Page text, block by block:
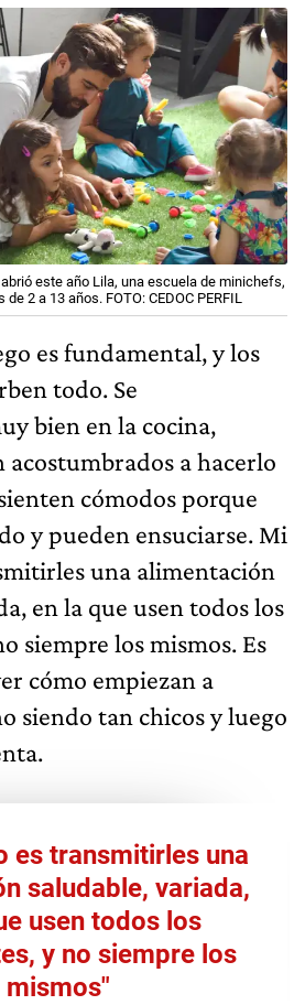
este año Lila, una escuela de minichefs,
2 a 13 años. FOTO: CEDOC PERFIL
es fundamental, y los
todo. Se
bien en la cocina,
acostumbrados a hacerlo
cómodos porque
y pueden ensuciarse. Mi
una alimentación
en la que usen todos los
siempre los mismos. Es
cómo empiezan a
siendo tan chicos y luego
es transmitirles una
saludable, variada,
usen todos los
y no siempre los
mismos"